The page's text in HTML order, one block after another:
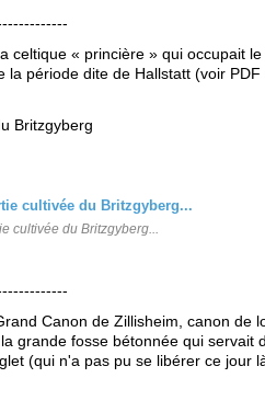
celtique « princière » qui occupait
période dite de Hallstatt (voir PDF
Britzgyberg
cultivée du Britzgyberg...
Canon de Zillisheim, canon de
grande fosse bétonnée qui servait
(qui n'a pas pu se libérer ce jour